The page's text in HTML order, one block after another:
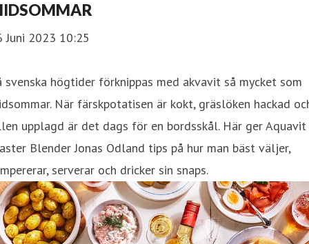
Juni 2023 10:25
svenska högtider förknippas med akvavit så mycket som
När färskpotatisen är kokt, gräslöken hackad
upplagd är det dags för en bordsskål. Här ger Aquavit
Blender Jonas Odland tips på hur man bäst väljer,
serverar och dricker sin snaps.